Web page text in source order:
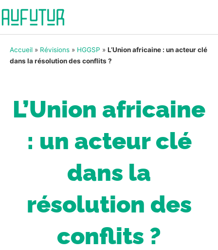
Accueil » Révisions » HGGSP » L’Union africaine : un acteur clé
dans la résolution des conflits ?
L’Union africaine
: un acteur clé
dans la
résolution des
conflits ?